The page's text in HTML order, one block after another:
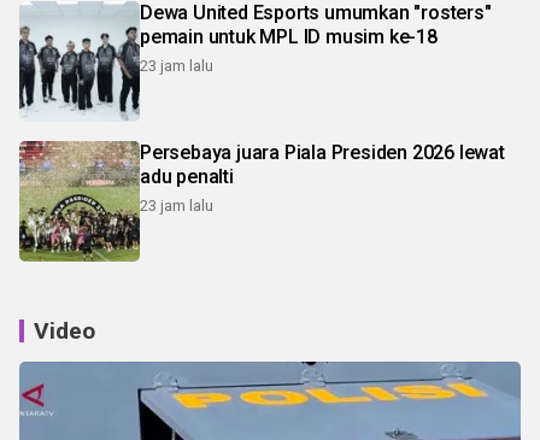
Dewa United Esports umumkan "rosters"
pemain untuk MPL ID musim ke-18
23 jam lalu
Persebaya juara Piala Presiden 2026 lewat
adu penalti
23 jam lalu
Video